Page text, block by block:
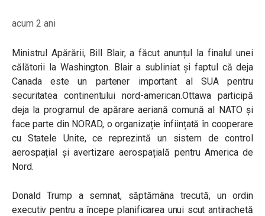
acum 2 ani
Ministrul Apărării, Bill Blair, a făcut anunțul la finalul unei
călătorii la Washington. Blair a subliniat și faptul că deja
Canada este un partener important al SUA pentru
securitatea continentului nord-american.Ottawa participă
deja la programul de apărare aeriană comună al NATO și
face parte din NORAD, o organizație înființată în cooperare
cu Statele Unite, ce reprezintă un sistem de control
aerospațial și avertizare aerospațială pentru America de
Nord.
Donald Trump a semnat, săptămâna trecută, un ordin
executiv pentru a începe planificarea unui scut antirachetă